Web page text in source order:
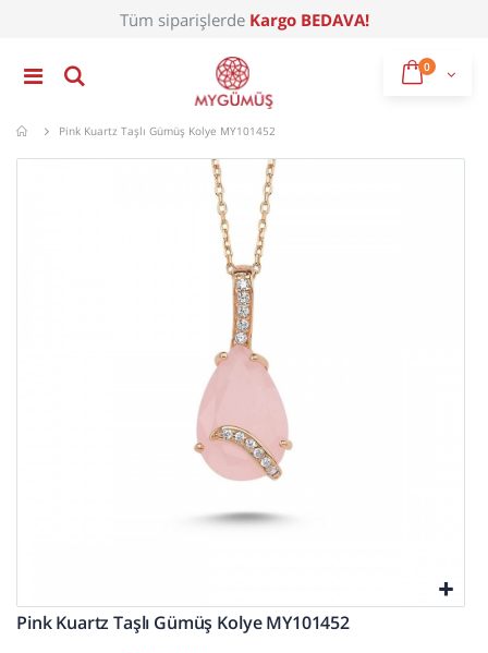
Tüm siparişlerde Kargo BEDAVA!
0
Mygümüş
Pink Kuartz Taşlı Gümüş Kolye MY101452
Pink Kuartz Taşlı Gümüş Kolye MY101452